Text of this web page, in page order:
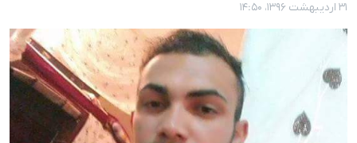
۳۱ اردیبهشت ۱۳۹۶، ۱۴:۵۰